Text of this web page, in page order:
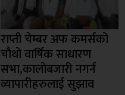
राप्ती चेम्बर अफ कमर्सको
चाैथो वार्षिक साधारण
सभा,कालोबजारी नगर्न
व्यापारीहरुलाई सुझाव